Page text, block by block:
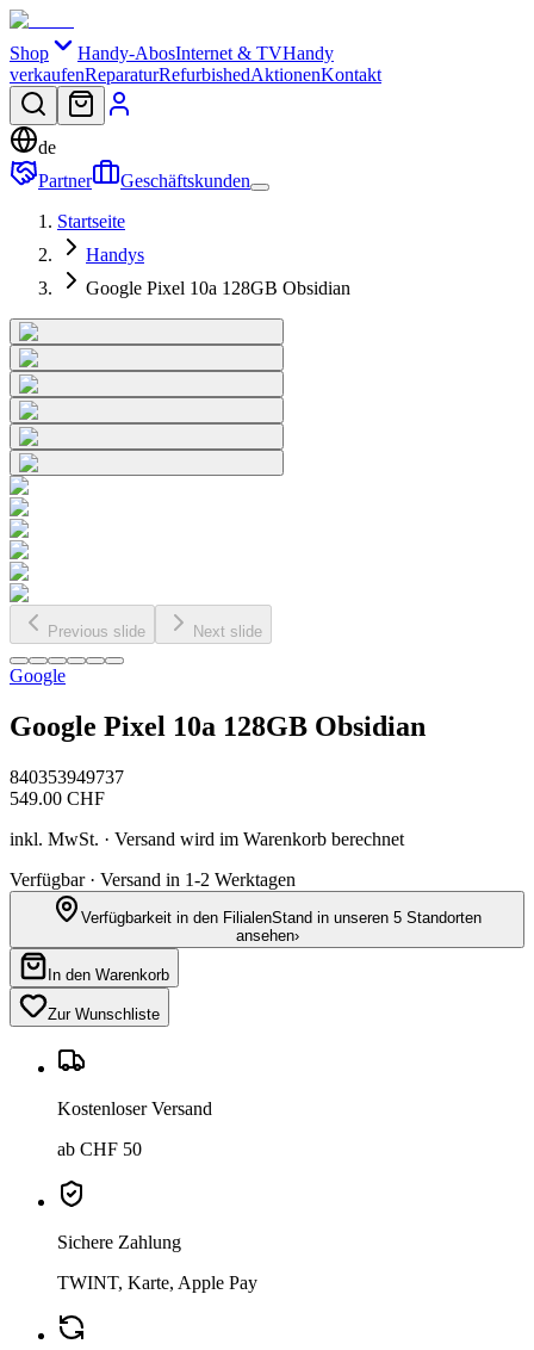
Shop Handy-AbosInternet & TVHandy
verkaufenReparaturRefurbishedAktionenKontakt
de
Partner
Geschäftskunden
Startseite
Handys
Google Pixel 10a 128GB Obsidian
Previous slide Next slide
Google
Google Pixel 10a 128GB Obsidian
840353949737
549.00 CHF
inkl. MwSt. · Versand wird im Warenkorb berechnet
Verfügbar · Versand in 1-2 Werktagen
Verfügbarkeit in den FilialenStand in unseren 5 Standorten
ansehen›
In den Warenkorb
Zur Wunschliste
Kostenloser Versand
ab CHF 50
Sichere Zahlung
TWINT, Karte, Apple Pay